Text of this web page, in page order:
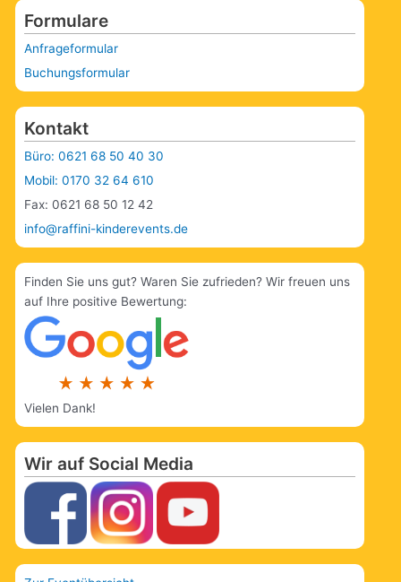
Formulare
Anfrageformular
Buchungsformular
Kontakt
Büro: 0621 68 50 40 30
Mobil: 0170 32 64 610
Fax: 0621 68 50 12 42
info@raffini-kinderevents.de
Finden Sie uns gut? Waren Sie zufrieden? Wir freuen uns
auf Ihre positive Bewertung:
Vielen Dank!
Wir auf Social Media